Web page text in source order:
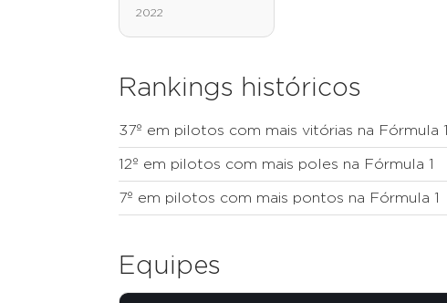
2022
Rankings históricos
37º em pilotos com mais vitórias na Fórmula 1
12º em pilotos com mais poles na Fórmula 1
7º em pilotos com mais pontos na Fórmula 1
Equipes